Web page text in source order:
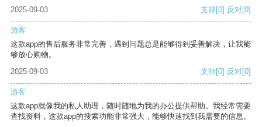
2025-09-03
支持[0] 反对[0]
游客
这款app的售后服务非常完善，遇到问题总是能够得到妥善解决，让我能
够放心购物。
2025-09-03
支持[0] 反对[0]
游客
这款app就像我的私人助理，随时随地为我的办公提供帮助。我经常需要
查找资料，这款app的搜索功能非常强大，能够快速找到我需要的信息。